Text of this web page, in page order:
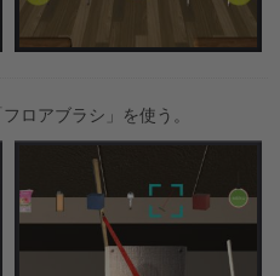
ロアブラシ」を使う。